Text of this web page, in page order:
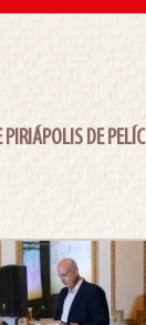
PIRIÁPOLIS DE